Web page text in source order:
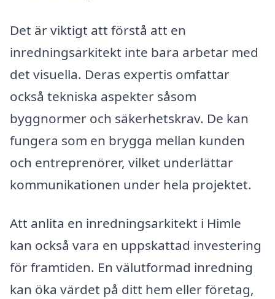
Det är viktigt att förstå att en
inredningsarkitekt inte bara arbetar med
det visuella. Deras expertis omfattar
också tekniska aspekter såsom
byggnormer och säkerhetskrav. De kan
fungera som en brygga mellan kunden
och entreprenörer, vilket underlättar
kommunikationen under hela projektet.
Att anlita en inredningsarkitekt i Himle
kan också vara en uppskattad investering
för framtiden. En välutformad inredning
kan öka värdet på ditt hem eller företag,